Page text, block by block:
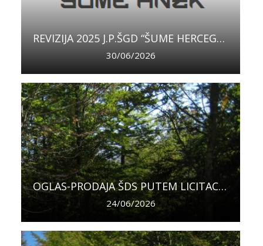
REVIZIJA 2025 J.P.ŠGD “ŠUME HERCEGOVAČKO-NERETVANSKE” D.O.O. MOSTAR
30/06/2026
OGLAS-PRODAJA ŠDS PUTEM LICITACIJE NA PANJU, ODJEL 96 G.J. ” LJUBUŠA-VRAN” ŠUMARIJA PROZOR-RAMA
24/06/2026